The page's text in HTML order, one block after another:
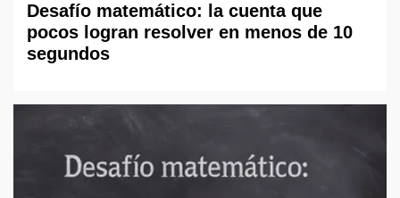
Desafío matemático: la cuenta que
pocos logran resolver en menos de 10
segundos